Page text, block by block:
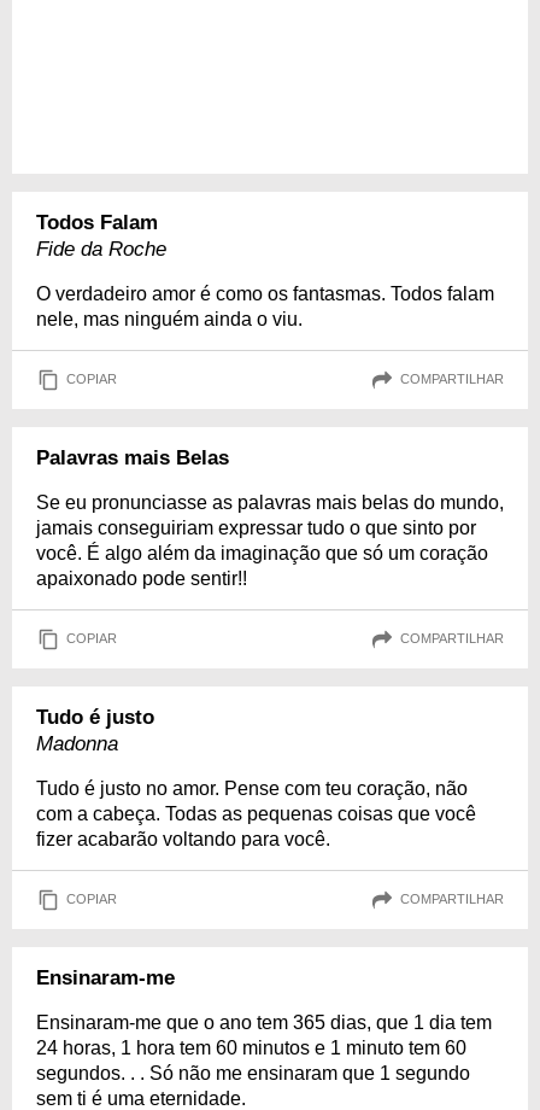
Todos Falam
Fide da Roche
O verdadeiro amor é como os fantasmas. Todos falam
nele, mas ninguém ainda o viu.
COPIAR COMPARTILHAR
Palavras mais Belas
Se eu pronunciasse as palavras mais belas do mundo,
jamais conseguiriam expressar tudo o que sinto por
você. É algo além da imaginação que só um coração
apaixonado pode sentir!!
COPIAR COMPARTILHAR
Tudo é justo
Madonna
Tudo é justo no amor. Pense com teu coração, não
com a cabeça. Todas as pequenas coisas que você
fizer acabarão voltando para você.
COPIAR COMPARTILHAR
Ensinaram-me
Ensinaram-me que o ano tem 365 dias, que 1 dia tem
24 horas, 1 hora tem 60 minutos e 1 minuto tem 60
segundos. . . Só não me ensinaram que 1 segundo
sem ti é uma eternidade.